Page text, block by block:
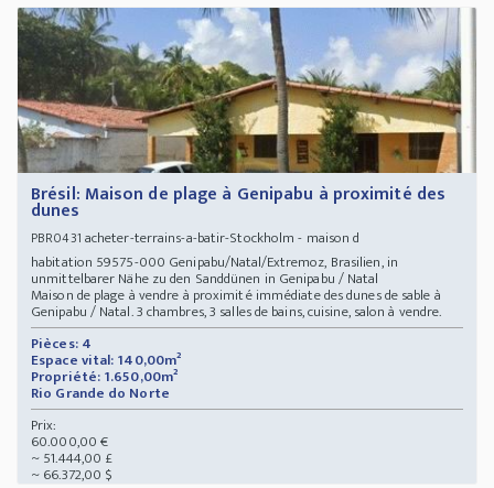
Brésil: Maison de plage à Genipabu à proximité des
dunes
PBR0431 acheter-terrains-a-batir-Stockholm - maison d
habitation 59575-000 Genipabu/Natal/Extremoz, Brasilien, in
unmittelbarer Nähe zu den Sanddünen in Genipabu / Natal
Maison de plage à vendre à proximité immédiate des dunes de sable à
Genipabu / Natal. 3 chambres, 3 salles de bains, cuisine, salon à vendre.
Pièces: 4
Espace vital: 140,00m²
Propriété: 1.650,00m²
Rio Grande do Norte
Prix:
60.000,00 €
~ 51.444,00 £
~ 66.372,00 $